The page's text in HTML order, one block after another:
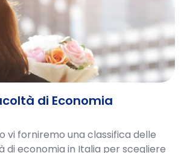
di Economia
vi forniremo una classifica delle
di economia in Italia per scegliere